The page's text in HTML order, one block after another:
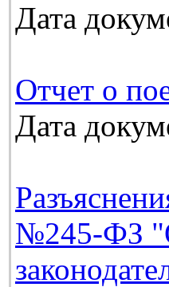
Дата
Отчет о
Дата
№245-ФЗ